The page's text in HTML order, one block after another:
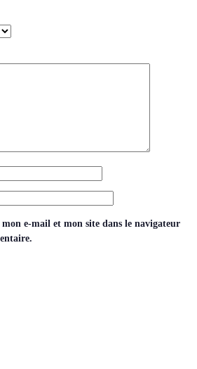
e-mail et mon site dans le navigateur